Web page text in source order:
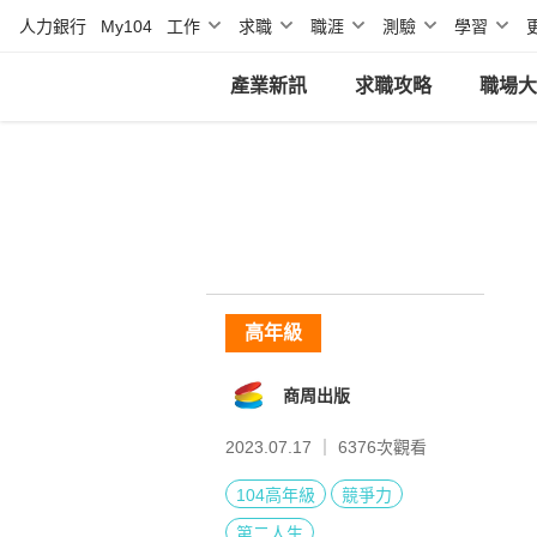
人力銀行 My104 工作 求職 職涯 測驗 學習
產業新訊 求職攻略 職場
高年級
商周出版
2023.07.17 ｜ 6376次觀看
104高年級
競爭力